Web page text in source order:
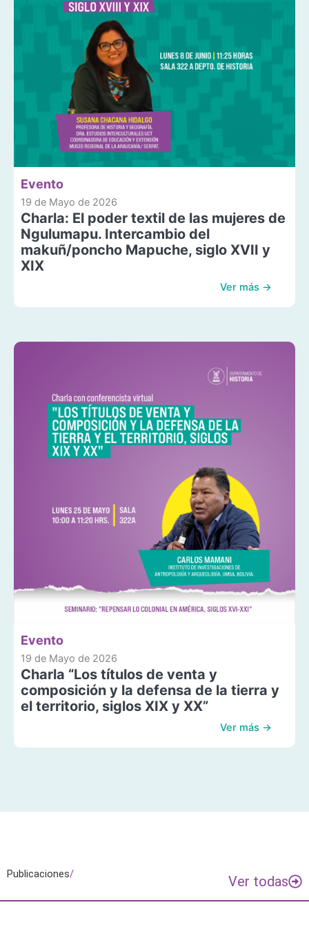
Evento
19 de Mayo de 2026
Charla: El poder textil de las mujeres de
Ngulumapu. Intercambio del
makuñ/poncho Mapuche, siglo XVII y
XIX
Ver más →
Evento
19 de Mayo de 2026
Charla “Los títulos de venta y
composición y la defensa de la tierra y
el territorio, siglos XIX y XX”
Ver más →
Publicaciones/ Ver todas